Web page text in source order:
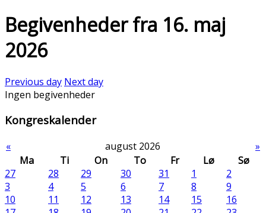
Begivenheder fra 16. maj
2026
Previous day Next day
Ingen begivenheder
Kongreskalender
« august 2026
»
Ma
Ti On To Fr Lø
Sø
27
28 29 30 31 1
2
3
4 5 6 7 8
9
10
11 12 13 14 15
16